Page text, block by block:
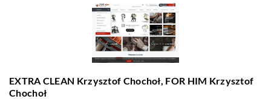
EXTRA CLEAN Krzysztof Chochoł, FOR HIM Krzysztof
Chochoł